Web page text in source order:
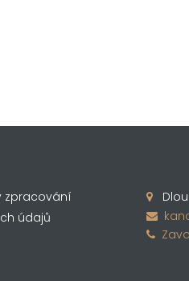
zpracování
údajů


